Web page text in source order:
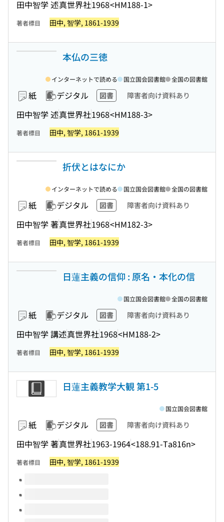
田中智学 述真世界社1968<HM188-1>
著者標目 田中, 智学, 1861-1939
本仏の三徳
紙 デジタル 図書 障害者向け資料あり
田中智学 述真世界社1968<HM188-3>
インターネットで読める 国立国会図書館 全国の図書館
著者標目 田中, 智学, 1861-1939
折伏とはなにか
紙 デジタル 図書 障害者向け資料あり
田中智学 著真世界社1968<HM182-3>
インターネットで読める 国立国会図書館 全国の図書館
著者標目 田中, 智学, 1861-1939
日蓮主義の信仰 : 原名・本化の信
紙 デジタル 図書 障害者向け資料あり
田中智学 講述真世界社1968<HM188-2>
国立国会図書館 全国の図書館
著者標目 田中, 智学, 1861-1939
日蓮主義教学大観 第1-5
紙 デジタル 図書 障害者向け資料あり
田中智学 著真世界社1963-1964<188.91-Ta816n>
国立国会図書館
著者標目 田中, 智学, 1861-1939
このタイトルの巻号